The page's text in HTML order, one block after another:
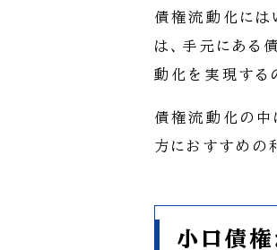
債権流動化には
は、手元にある
動化を実現する
債権流動化の中
方におすすめの
小口債